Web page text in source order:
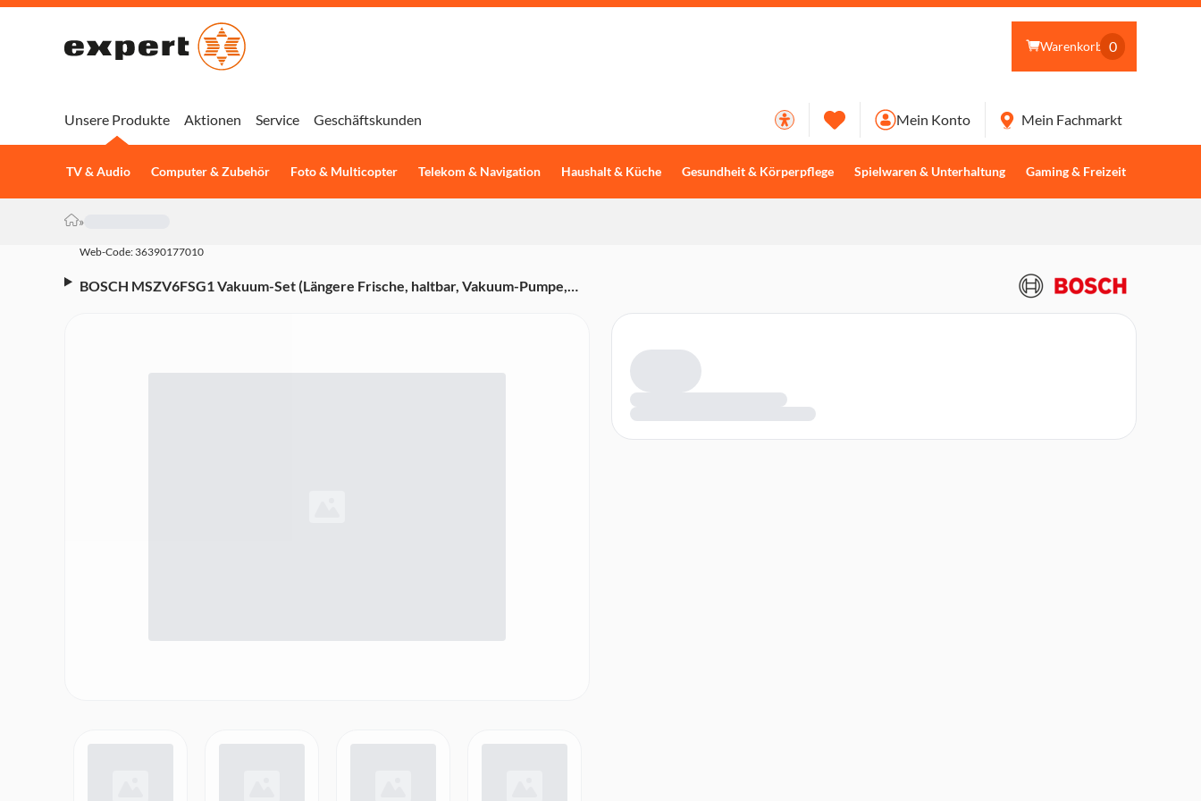
Warenkorb 0
Unsere Produkte
TV & Audio Computer & Zubehör Foto & Multicopter Telekom & Navigation Haushalt & Küche Gesundheit & Körperpflege Spielwaren & Unterhaltung Gaming & Freizeit
Aktionen Service Geschäftskunden Mein Konto Mein Fachmarkt
»
Web-Code: 36390177010
BOSCH MSZV6FSG1 Vakuum-Set (Längere Frische, haltbar, Vakuum-Pumpe,